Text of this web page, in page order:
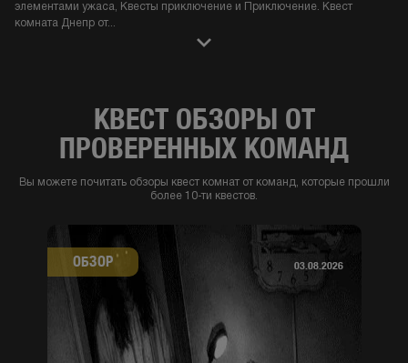
элементами ужаса, Квесты приключение и Приключение. Квест
комната Днепр от...
КВЕСТ ОБЗОРЫ ОТ
ПРОВЕРЕННЫХ КОМАНД
Вы можете почитать обзоры квест комнат от команд, которые прошли
более 10-ти квестов.
ОБЗОР 03.08.2026